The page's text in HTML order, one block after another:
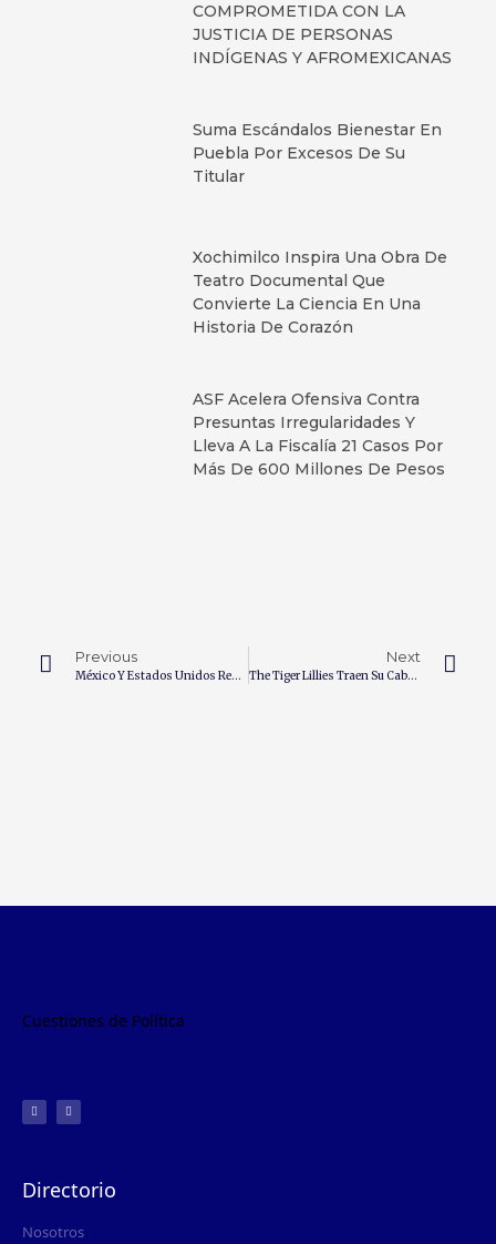
COMPROMETIDA CON LA
JUSTICIA DE PERSONAS
INDÍGENAS Y AFROMEXICANAS
Suma Escándalos Bienestar En
Puebla Por Excesos De Su
Titular
Xochimilco Inspira Una Obra De
Teatro Documental Que
Convierte La Ciencia En Una
Historia De Corazón
ASF Acelera Ofensiva Contra
Presuntas Irregularidades Y
Lleva A La Fiscalía 21 Casos Por
Más De 600 Millones De Pesos
Previous
México Y Estados Unidos Reanudan Diálogo Diplomático En Un Contexto De Tensión Por Cuba
Next
The Tiger Lillies Traen Su Cabaret Oscuro A México Con Nuevo Disco Y Dos Conciertos Imperdibles
Cuestiones de Política
Directorio
Nosotros